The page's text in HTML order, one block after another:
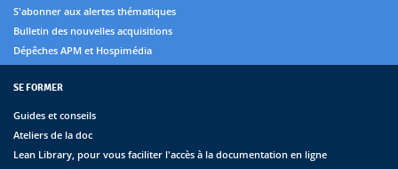
S'abonner aux alertes thématiques
Bulletin des nouvelles acquisitions
Dépêches APM et Hospimédia
SE FORMER
Guides et conseils
Ateliers de la doc
Lean Library, pour vous faciliter l'accès à la documentation en ligne